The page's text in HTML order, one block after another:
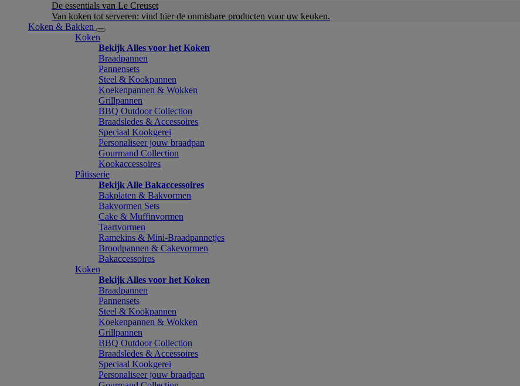
De essentials van Le Creuset
Van koken tot serveren: vind hier de onmisbare producten voor uw keuken.
Koken & Bakken
Koken
Bekijk Alles voor het Koken
Braadpannen
Pannensets
Steel & Kookpannen
Koekenpannen & Wokken
Grillpannen
BBQ Outdoor Collection
Braadsledes & Accessoires
Speciaal Kookgerei
Personaliseer jouw braadpan
Gourmand Collection
Kookaccessoires
Pâtisserie
Bekijk Alle Bakaccessoires
Bakplaten & Bakvormen
Bakvormen Sets
Cake & Muffinvormen
Taartvormen
Ramekins & Mini-Braadpannetjes
Broodpannen & Cakevormen
Bakaccessoires
Koken
Bekijk Alles voor het Koken
Braadpannen
Pannensets
Steel & Kookpannen
Koekenpannen & Wokken
Grillpannen
BBQ Outdoor Collection
Braadsledes & Accessoires
Speciaal Kookgerei
Personaliseer jouw braadpan